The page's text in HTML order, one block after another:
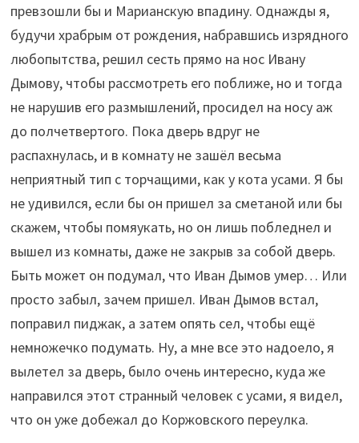
превзошли бы и Марианскую впадину. Однажды я,
будучи храбрым от рождения, набравшись изрядного
любопытства, решил сесть прямо на нос Ивану
Дымову, чтобы рассмотреть его поближе, но и тогда
не нарушив его размышлений, просидел на носу аж
до полчетвертого. Пока дверь вдруг не
распахнулась, и в комнату не зашёл весьма
неприятный тип с торчащими, как у кота усами. Я бы
не удивился, если бы он пришел за сметаной или бы
скажем, чтобы помяукать, но он лишь побледнел и
вышел из комнаты, даже не закрыв за собой дверь.
Быть может он подумал, что Иван Дымов умер… Или
просто забыл, зачем пришел. Иван Дымов встал,
поправил пиджак, а затем опять сел, чтобы ещё
немножечко подумать. Ну, а мне все это надоело, я
вылетел за дверь, было очень интересно, куда же
направился этот странный человек с усами, я видел,
что он уже добежал до Коржовского переулка.